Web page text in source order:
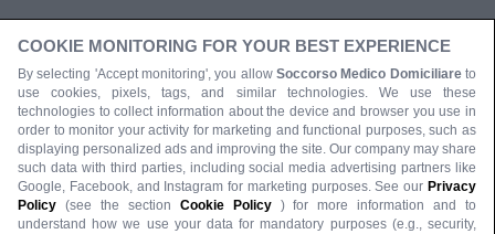
COOKIE MONITORING FOR YOUR BEST EXPERIENCE
By selecting 'Accept monitoring', you allow Soccorso Medico Domiciliare to
use cookies, pixels, tags, and similar technologies. We use these
technologies to collect information about the device and browser you use in
order to monitor your activity for marketing and functional purposes, such as
displaying personalized ads and improving the site. Our company may share
such data with third parties, including social media advertising partners like
Google, Facebook, and Instagram for marketing purposes. See our Privacy
Policy (see the section Cookie Policy
) for more information and to
understand how we use your data for mandatory purposes (e.g., security,